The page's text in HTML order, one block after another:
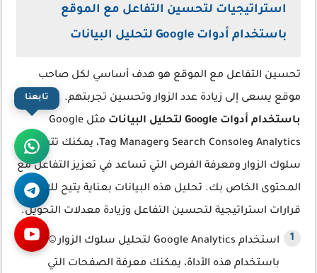
استراتيجيات لتحسين التفاعل مع الموقع
باستخدام أدوات Google لتحليل البيانات
تحسين التفاعل مع الموقع هو هدف أساسي لكل صاحب
موقع يسعى إلى زيادة عدد الزوار وتحسين تجربتهم.
باستخدام أدوات Google لتحليل البيانات
مثل Google
Analytics وSearch Console وTag Manager، يمكنك تتبع
سلوك الزوار ومعرفة الفرص التي تساعد في تعزيز التفاعل مع
المحتوى الخاص بك. تحليل هذه البيانات بعناية يتيح لك اتخاذ
قرارات استراتيجية لتحسين التفاعل وزيادة معدلات التحويل.
استخدام Google Analytics لتحليل سلوك الزوار☺
باستخدام هذه الأداة، يمكنك معرفة الصفحات التي
تابعنا